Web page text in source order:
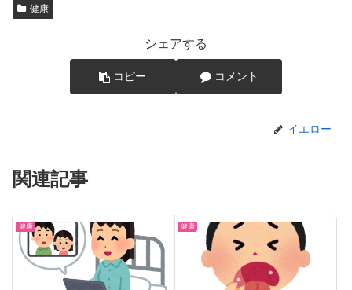
健康
シェアする
コピー コメント
イエロー
関連記事
健康 健康